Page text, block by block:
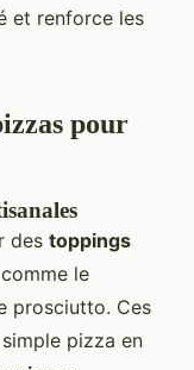
et renforce les
pour
des toppings
le
prosciutto. Ces
pizza en